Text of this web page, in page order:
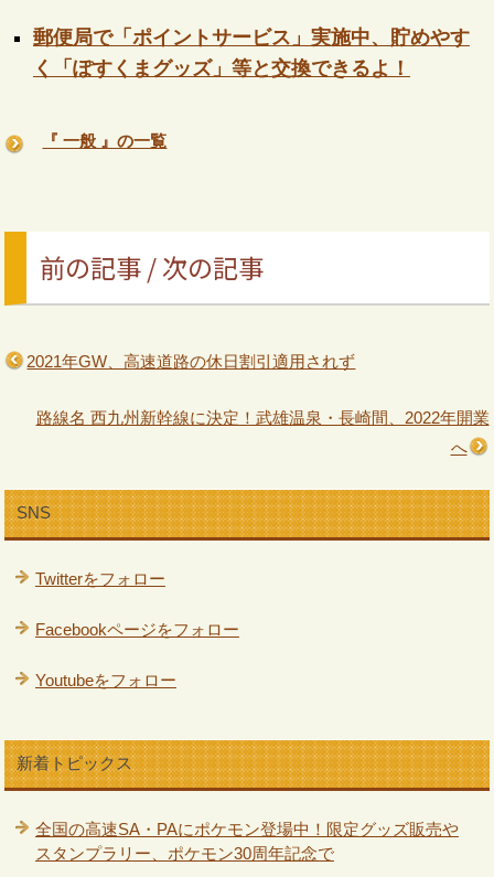
郵便局で「ポイントサービス」実施中、貯めやす
く「ぽすくまグッズ」等と交換できるよ！
『 一般 』の一覧
前の記事 / 次の記事
2021年GW、高速道路の休日割引適用されず
路線名 西九州新幹線に決定！武雄温泉・長崎間、2022年開業
へ
SNS
Twitterをフォロー
Facebookページをフォロー
Youtubeをフォロー
新着トピックス
全国の高速SA・PAにポケモン登場中！限定グッズ販売や
スタンプラリー、ポケモン30周年記念で